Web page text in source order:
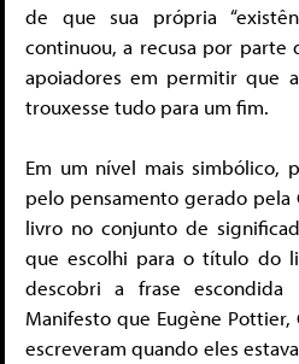
de que sua própria
continuou, a recusa por parte
apoiadores em permitir que
trouxesse tudo para um fim.
Em um nível mais simbólico,
pelo pensamento gerado pela
livro no conjunto de
que escolhi para o título do
descobri a frase
Manifesto que Eugène
escreveram quando eles